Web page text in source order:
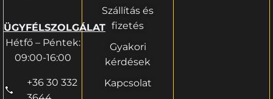
ÜGYFÉLSZOLGÁLAT
Hétfő – Péntek:
09:00-16:00
+36 30 332
Szállítás és
fizetés
Gyakori
kérdések
Kapcsolat